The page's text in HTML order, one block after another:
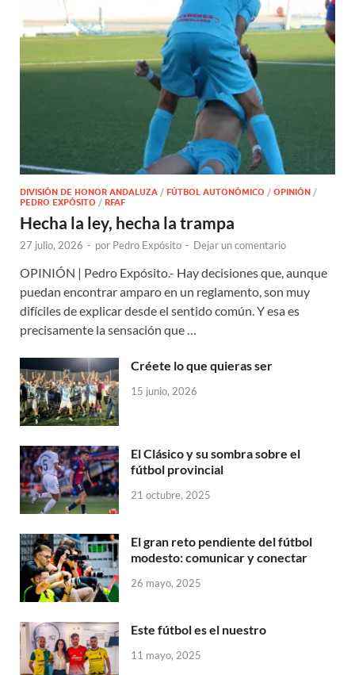
DIVISIÓN DE HONOR ANDALUZA / FÚTBOL AUTONÓMICO / OPINIÓN /
PEDRO EXPÓSITO / RFAF
Hecha la ley, hecha la trampa
27 julio, 2026 - por Pedro Expósito - Dejar un comentario
OPINIÓN | Pedro Expósito.- Hay decisiones que, aunque
puedan encontrar amparo en un reglamento, son muy
difíciles de explicar desde el sentido común. Y esa es
precisamente la sensación que …
Créete lo que quieras ser
15 junio, 2026
El Clásico y su sombra sobre el
fútbol provincial
21 octubre, 2025
El gran reto pendiente del fútbol
modesto: comunicar y conectar
26 mayo, 2025
Este fútbol es el nuestro
11 mayo, 2025